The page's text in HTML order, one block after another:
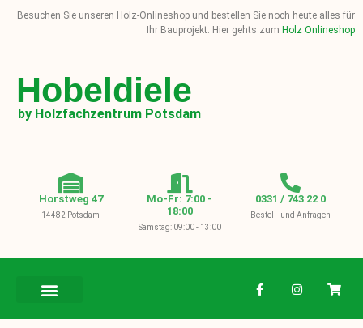
Besuchen Sie unseren Holz-Onlineshop und bestellen Sie noch heute alles für
Ihr Bauprojekt. Hier gehts zum Holz Onlineshop
Hobeldiele
by Holzfachzentrum Potsdam
Horstweg 47
14482 Potsdam
Mo-Fr: 7:00 -
18:00
Samstag: 09:00 - 13:00
0331 / 743 22 0
Bestell- und Anfragen